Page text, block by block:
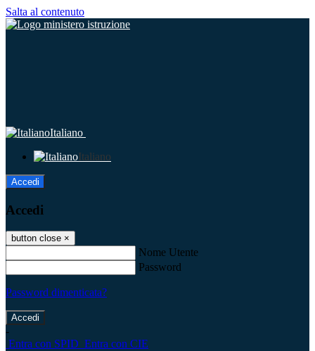
Salta al contenuto
Italiano
Italiano
Accedi
Accedi
button close ×
Nome Utente
Password
Password dimenticata?
-
Entra con SPID Entra con CIE